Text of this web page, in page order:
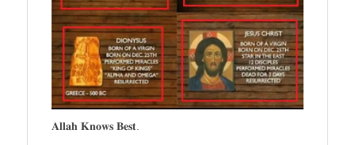
𝐀𝐥𝐥𝐚𝐡 𝐊𝐧𝐨𝐰𝐬 𝐁𝐞𝐬𝐭.